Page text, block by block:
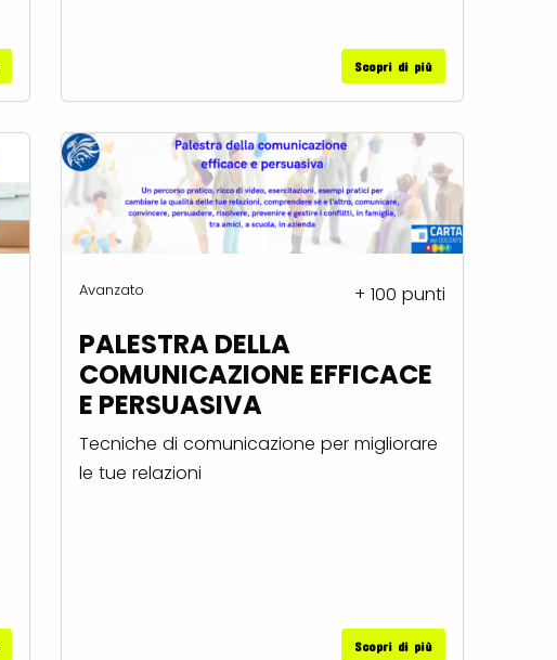
Scopri di più
Avanzato + 100 punti
PALESTRA DELLA
COMUNICAZIONE EFFICACE
E PERSUASIVA
Tecniche di comunicazione per migliorare
le tue relazioni
Scopri di più